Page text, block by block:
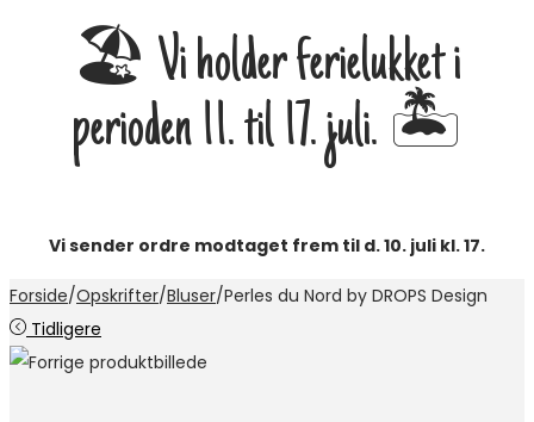
🏖️ Vi holder ferielukket i
perioden 11. til 17. juli. 🏝️
Vi sender ordre modtaget frem til d. 10. juli kl. 17.
Forside/Opskrifter/Bluser/Perles du Nord by DROPS Design
Tidligere